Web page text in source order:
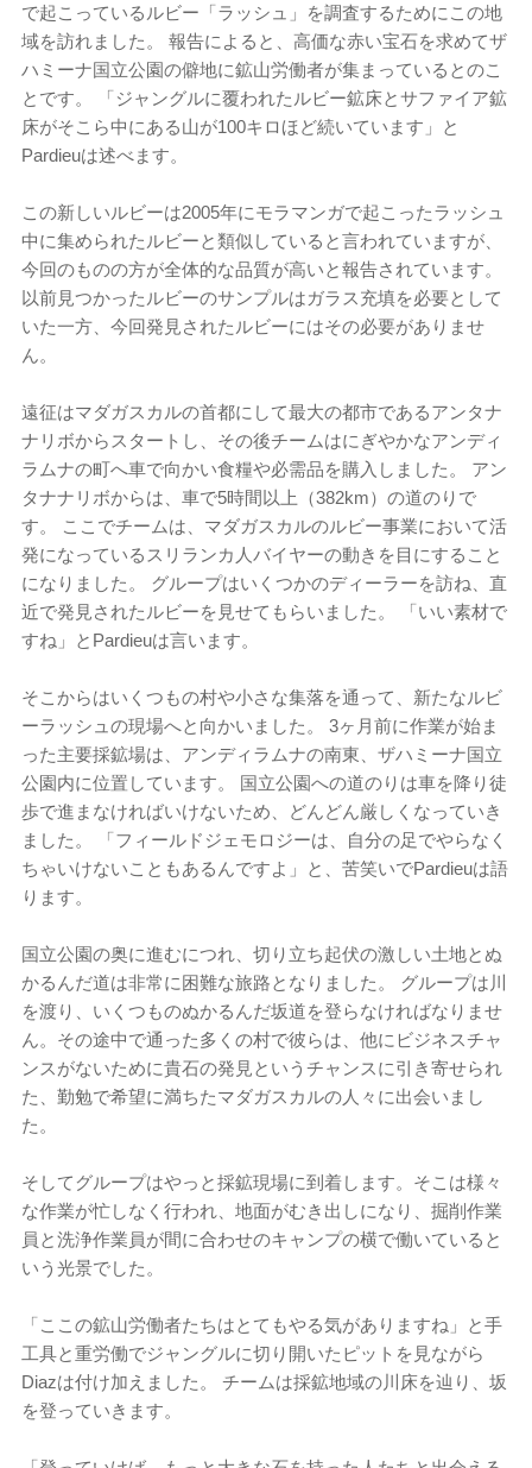
で起こっているルビー「ラッシュ」を調査するためにこの地
域を訪れました。 報告によると、高価な赤い宝石を求めてザ
ハミーナ国立公園の僻地に鉱山労働者が集まっているとのこ
とです。 「ジャングルに覆われたルビー鉱床とサファイア鉱
床がそこら中にある山が100キロほど続いています」と
Pardieuは述べます。
この新しいルビーは2005年にモラマンガで起こったラッシュ
中に集められたルビーと類似していると言われていますが、
今回のものの方が全体的な品質が高いと報告されています。
以前見つかったルビーのサンプルはガラス充填を必要として
いた一方、今回発見されたルビーにはその必要がありませ
ん。
遠征はマダガスカルの首都にして最大の都市であるアンタナ
ナリボからスタートし、その後チームはにぎやかなアンディ
ラムナの町へ車で向かい食糧や必需品を購入しました。 アン
タナナリボからは、車で5時間以上（382km）の道のりで
す。 ここでチームは、マダガスカルのルビー事業において活
発になっているスリランカ人バイヤーの動きを目にすること
になりました。 グループはいくつかのディーラーを訪ね、直
近で発見されたルビーを見せてもらいました。 「いい素材で
すね」とPardieuは言います。
そこからはいくつもの村や小さな集落を通って、新たなルビ
ーラッシュの現場へと向かいました。 3ヶ月前に作業が始ま
った主要採鉱場は、アンディラムナの南東、ザハミーナ国立
公園内に位置しています。 国立公園への道のりは車を降り徒
歩で進まなければいけないため、どんどん厳しくなっていき
ました。 「フィールドジェモロジーは、自分の足でやらなく
ちゃいけないこともあるんですよ」と、苦笑いでPardieuは語
ります。
国立公園の奥に進むにつれ、切り立ち起伏の激しい土地とぬ
かるんだ道は非常に困難な旅路となりました。 グループは川
を渡り、いくつものぬかるんだ坂道を登らなければなりませ
ん。その途中で通った多くの村で彼らは、他にビジネスチャ
ンスがないために貴石の発見というチャンスに引き寄せられ
た、勤勉で希望に満ちたマダガスカルの人々に出会いまし
た。
そしてグループはやっと採鉱現場に到着します。そこは様々
な作業が忙しなく行われ、地面がむき出しになり、掘削作業
員と洗浄作業員が間に合わせのキャンプの横で働いていると
いう光景でした。
「ここの鉱山労働者たちはとてもやる気がありますね」と手
工具と重労働でジャングルに切り開いたピットを見ながら
Diazは付け加えました。 チームは採鉱地域の川床を辿り、坂
を登っていきます。